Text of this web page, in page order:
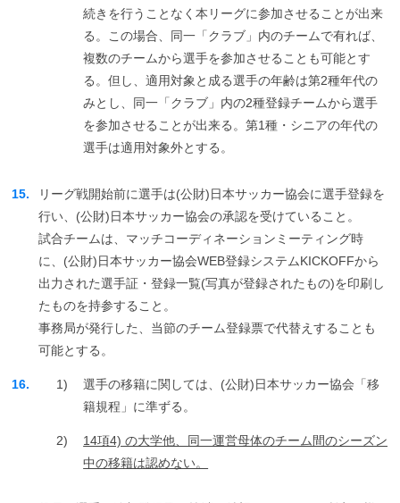
続きを行うことなく本リーグに参加させることが出来
る。この場合、同一「クラブ」内のチームで有れば、
複数のチームから選手を参加させることも可能とす
る。但し、適用対象と成る選手の年齢は第2種年代の
みとし、同一「クラブ」内の2種登録チームから選手
を参加させることが出来る。第1種・シニアの年代の
選手は適用対象外とする。
15.
リーグ戦開始前に選手は(公財)日本サッカー協会に選手登録を
行い、(公財)日本サッカー協会の承認を受けていること。
試合チームは、マッチコーディネーションミーティング時
に、(公財)日本サッカー協会WEB登録システムKICKOFFから
出力された選手証・登録一覧(写真が登録されたもの)を印刷し
たものを持参すること。
事務局が発行した、当節のチーム登録票で代替えすることも
可能とする。
16. 1)
選手の移籍に関しては、(公財)日本サッカー協会「移
籍規程」に準ずる。
2)
14項4) の大学他、同一運営母体のチーム間のシーズン
中の移籍は認めない。